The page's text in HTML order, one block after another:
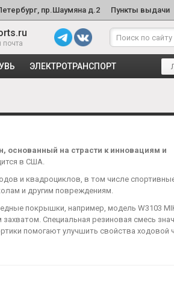
пр.Шаумяна д.2 Пункты выдачи
почта
ЭЛЕКТРОТРАНСПОРТ
основанный на страсти к инновациям и
в США.
и квадроциклов, в том числе
и другим повреждениям.
покрышки, например, модель W3103
Специальная резиновая смесь
помогают улучшить свойства ходовой